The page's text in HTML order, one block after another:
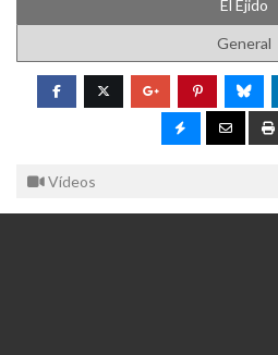
El Ejido
General
Vídeos